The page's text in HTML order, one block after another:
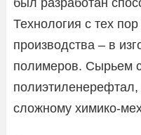
Технология с тех
производства – в
полимеров. Сырьем
полиэтиленерефтал,
сложному химико-